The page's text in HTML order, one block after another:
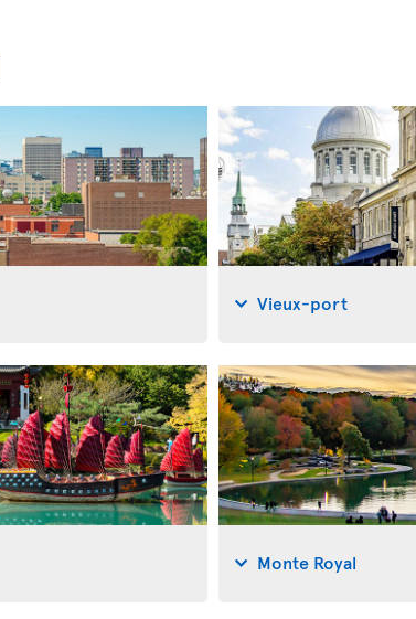
Vieux-port
Monte Royal